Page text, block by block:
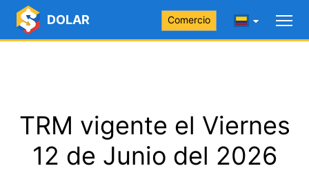
DOLAR Comercio
TRM vigente el Viernes
12 de Junio del 2026